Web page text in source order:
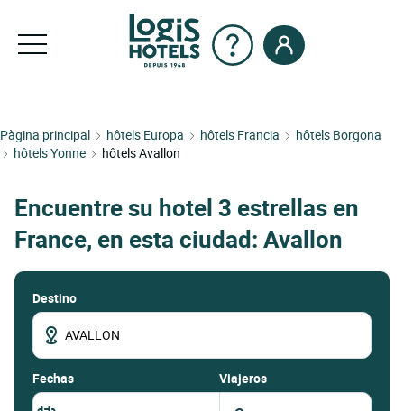
Pàgina principal hôtels Europa hôtels Francia
hôtels Borgona
hôtels Yonne
hôtels Avallon
Encuentre su hotel 3 estrellas en
France, en esta ciudad: Avallon
Destino
fechas Viajeros